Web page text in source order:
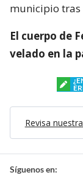
municipio tras
El cuerpo de
velado en la
Revisa
Síguenos en: